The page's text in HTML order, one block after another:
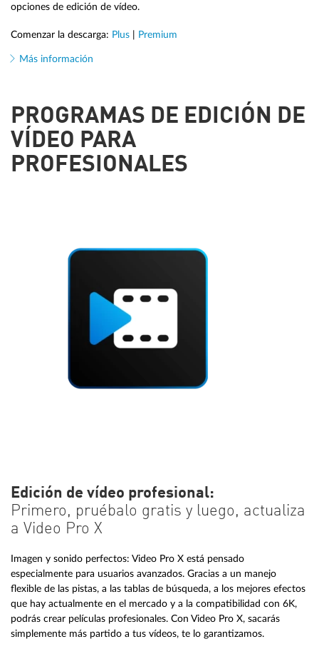
opciones de edición de vídeo.
Comenzar la descarga: Plus | Premium
Más información
PROGRAMAS DE EDICIÓN DE
VÍDEO PARA
PROFESIONALES
Edición de vídeo profesional:
Primero, pruébalo gratis y luego, actualiza
a Video Pro X
Imagen y sonido perfectos: Video Pro X está pensado
especialmente para usuarios avanzados. Gracias a un manejo
flexible de las pistas, a las tablas de búsqueda, a los mejores efectos
que hay actualmente en el mercado y a la compatibilidad con 6K,
podrás crear películas profesionales. Con Video Pro X, sacarás
simplemente más partido a tus vídeos, te lo garantizamos.